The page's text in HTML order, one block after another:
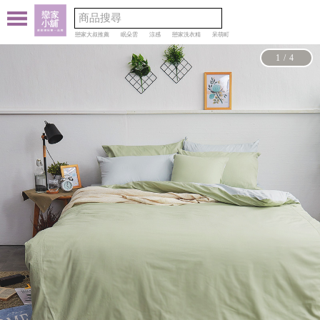
戀家大叔推薦 眠朵雲 涼感 戀家洗衣精 呆萌町
1/4